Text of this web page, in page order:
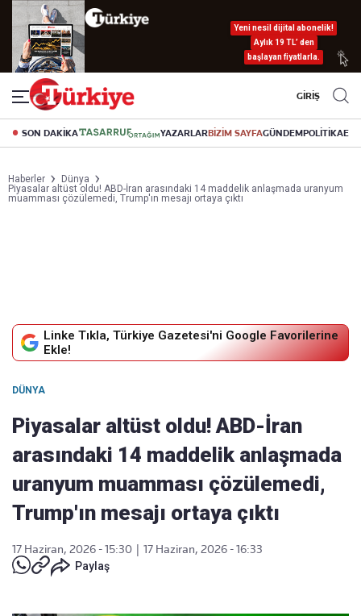
Yeni nesil dijital abonelik!
Aylık 19 TL’ den
başlayan fiyatlarla.
GİRİŞ
SON DAKİKA YAZARLARBİZİM SAYFAGÜNDEMPOLİTİKA
Haberler
Dünya
Piyasalar altüst oldu! ABD-İran arasındaki 14 maddelik anlaşmada uranyum
muamması çözülemedi, Trump'ın mesajı ortaya çıktı
Linke Tıkla, Türkiye Gazetesi'ni Google Favorilerine
Ekle!
DÜNYA
Piyasalar altüst oldu! ABD-İran
arasındaki 14 maddelik anlaşmada
uranyum muamması çözülemedi,
Trump'ın mesajı ortaya çıktı
17 Haziran, 2026 - 15:30
17 Haziran, 2026 - 16:33
Paylaş